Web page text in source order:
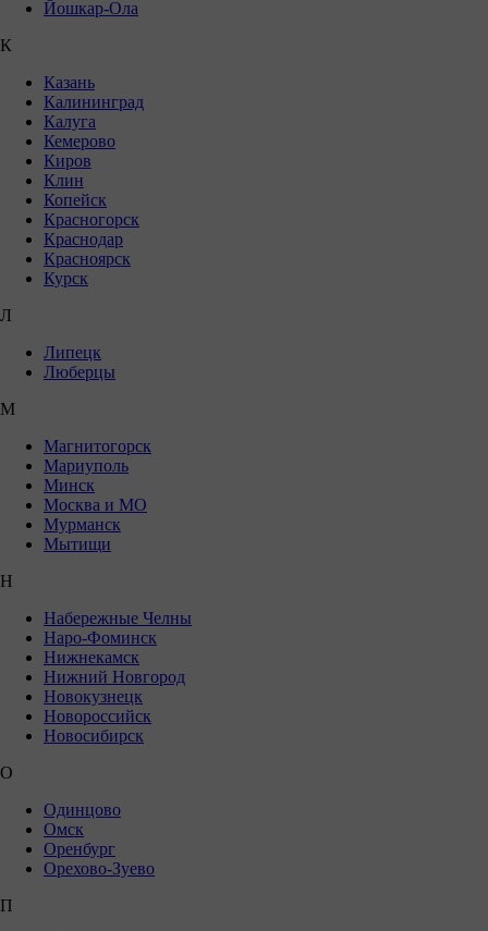
Йошкар-Ола
К
Казань
Калининград
Калуга
Кемерово
Киров
Клин
Копейск
Красногорск
Краснодар
Красноярск
Курск
Л
Липецк
Люберцы
М
Магнитогорск
Мариуполь
Минск
Москва и МО
Мурманск
Мытищи
Н
Набережные Челны
Наро-Фоминск
Нижнекамск
Нижний Новгород
Новокузнецк
Новороссийск
Новосибирск
О
Одинцово
Омск
Оренбург
Орехово-Зуево
П